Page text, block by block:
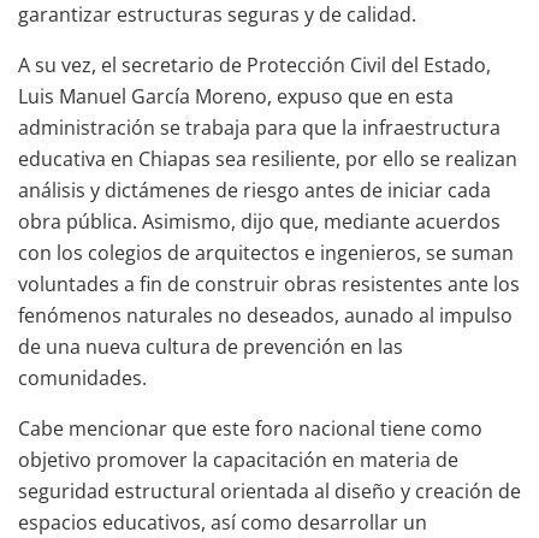
garantizar estructuras seguras y de calidad.
A su vez, el secretario de Protección Civil del Estado,
Luis Manuel García Moreno, expuso que en esta
administración se trabaja para que la infraestructura
educativa en Chiapas sea resiliente, por ello se realizan
análisis y dictámenes de riesgo antes de iniciar cada
obra pública. Asimismo, dijo que, mediante acuerdos
con los colegios de arquitectos e ingenieros, se suman
voluntades a fin de construir obras resistentes ante los
fenómenos naturales no deseados, aunado al impulso
de una nueva cultura de prevención en las
comunidades.
Cabe mencionar que este foro nacional tiene como
objetivo promover la capacitación en materia de
seguridad estructural orientada al diseño y creación de
espacios educativos, así como desarrollar un